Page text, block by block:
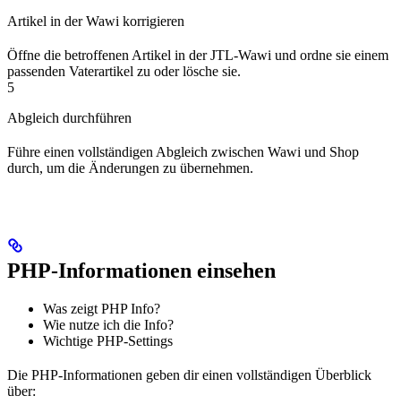
Artikel in der Wawi korrigieren
Öffne die betroffenen Artikel in der JTL-Wawi und ordne sie einem
passenden Vaterartikel zu oder lösche sie.
5
Abgleich durchführen
Führe einen vollständigen Abgleich zwischen Wawi und Shop
durch, um die Änderungen zu übernehmen.
PHP-Informationen einsehen
Was zeigt PHP Info?
Wie nutze ich die Info?
Wichtige PHP-Settings
Die PHP-Informationen geben dir einen vollständigen Überblick
über: